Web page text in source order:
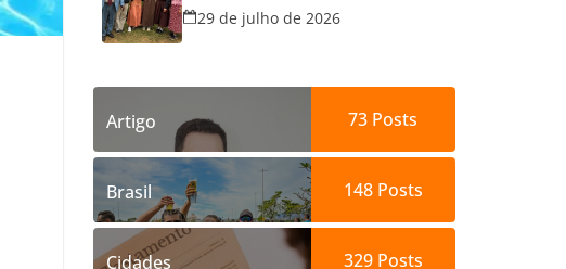
29 de julho de 2026
Artigo 73 Posts
Brasil 148Posts
Cidades 329Posts